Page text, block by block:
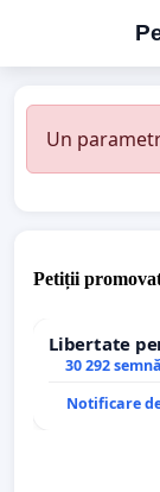
Un
Petiții
Libertate
30 292
Notificare